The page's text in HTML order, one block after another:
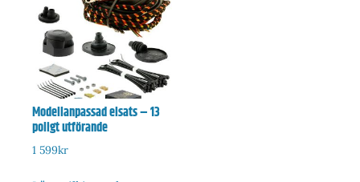
Modellanpassad elsats – 13
poligt utförande
1 599kr